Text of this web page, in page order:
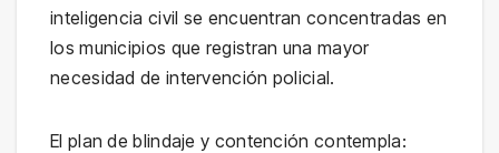
inteligencia civil se encuentran concentradas en
los municipios que registran una mayor
necesidad de intervención policial.
El plan de blindaje y contención contempla: